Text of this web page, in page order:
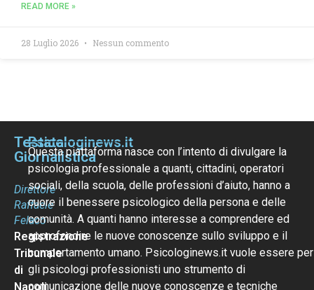
READ MORE »
28 Luglio 2026 Nessun commento
Testata
Giornalistica
Direttore
Raffaele
Felaco
Registrazione
Tribunale
di
Napoli
Psicologinews.it
Questa piattaforma nasce con l’intento di divulgare la
psicologia professionale a quanti, cittadini, operatori
sociali, della scuola, delle professioni d’aiuto, hanno a
cuore il benessere psicologico della persona e delle
comunità. A quanti hanno interesse a comprendere ed
approfondire le nuove conoscenze sullo sviluppo e il
comportamento umano. Psicologinews.it vuole essere per
gli psicologi professionisti uno strumento di
comunicazione delle nuove conoscenze e tecniche